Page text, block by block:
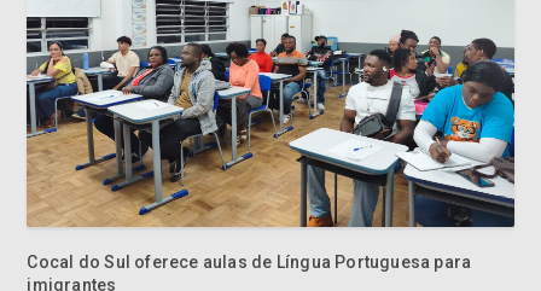
Cocal do Sul oferece aulas de Língua Portuguesa para
imigrantes